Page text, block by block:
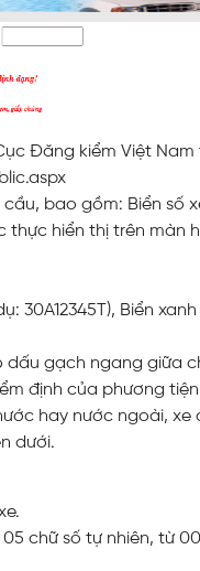
Đăng kiểm Việt
bao gồm: Biển số
thực hiển thị trên màn
30A12345T), Biển
gạch ngang giữa
định của phương
hay nước ngoài,
dưới.
chữ số tự nhiên, từ